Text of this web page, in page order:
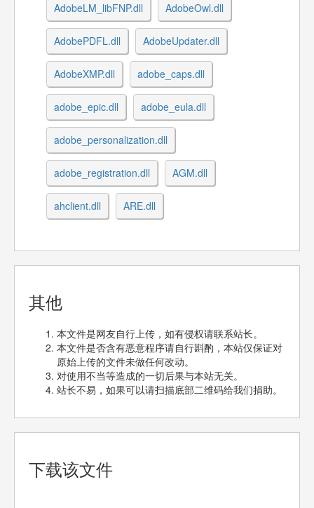
AdobeLM_libFNP.dll AdobeOwl.dll
AdobePDFL.dll AdobeUpdater.dll
AdobeXMP.dll adobe_caps.dll
adobe_epic.dll adobe_eula.dll
adobe_personalization.dll
adobe_registration.dll AGM.dll
ahclient.dll ARE.dll
其他
本文件是网友自行上传，如有侵权请联系站长。
本文件是否含有恶意程序请自行斟酌，本站仅保证对
原始上传的文件未做任何改动。
对使用不当等造成的一切后果与本站无关。
站长不易，如果可以请扫描底部二维码给我们捐助。
下载该文件